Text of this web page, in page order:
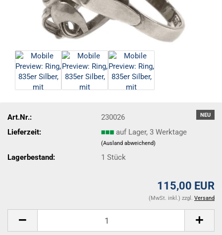
NEU
Art.Nr.:
230026
Lieferzeit:
auf Lager, 3 Werktage
(Ausland abweichend)
Lagerbestand: 1Stück
115,00 EUR
(MwSt. inkl.) zzgl. Versand